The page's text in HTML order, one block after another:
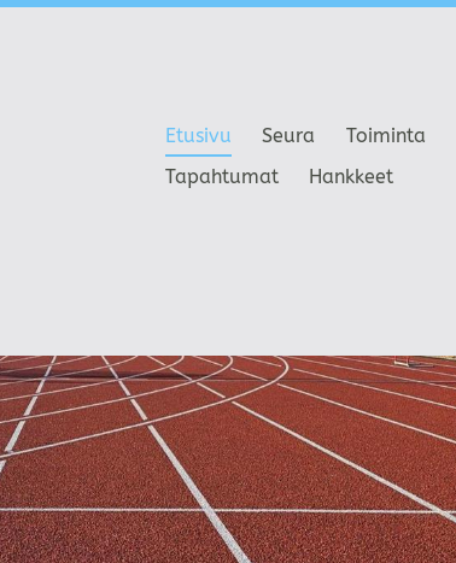
Etusivu Seura Toiminta
Tapahtumat
Hankkeet